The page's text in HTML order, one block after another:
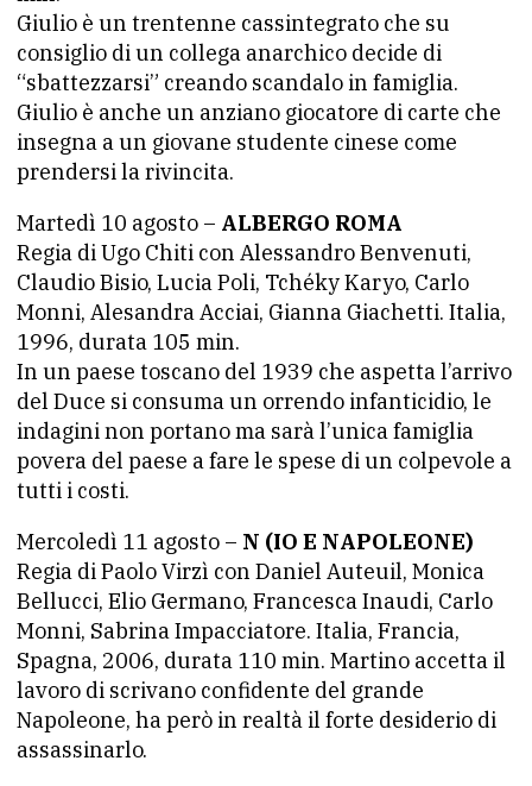
Giulio è un trentenne cassintegrato che su
consiglio di un collega anarchico decide di
“sbattezzarsi” creando scandalo in famiglia.
Giulio è anche un anziano giocatore di carte che
insegna a un giovane studente cinese come
prendersi la rivincita.
Martedì 10 agosto – ALBERGO ROMA
Regia di Ugo Chiti con Alessandro Benvenuti,
Claudio Bisio, Lucia Poli, Tchéky Karyo, Carlo
Monni, Alesandra Acciai, Gianna Giachetti. Italia,
1996, durata 105 min.
In un paese toscano del 1939 che aspetta l’arrivo
del Duce si consuma un orrendo infanticidio, le
indagini non portano ma sarà l’unica famiglia
povera del paese a fare le spese di un colpevole a
tutti i costi.
Mercoledì 11 agosto – N (IO E NAPOLEONE)
Regia di Paolo Virzì con Daniel Auteuil, Monica
Bellucci, Elio Germano, Francesca Inaudi, Carlo
Monni, Sabrina Impacciatore. Italia, Francia,
Spagna, 2006, durata 110 min. Martino accetta il
lavoro di scrivano confidente del grande
Napoleone, ha però in realtà il forte desiderio di
assassinarlo.